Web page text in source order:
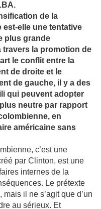
de la
est-elle une tentative
plus grande
travers la promotion de
le conflit entre la
de droite et le
de gauche, il y a des
qui peuvent adopter
neutre par rapport
en
américaine sans
c’est une
par Clinton, est une
internes de la
Le prétexte
il ne s’agit que d’un
au sérieux. Et